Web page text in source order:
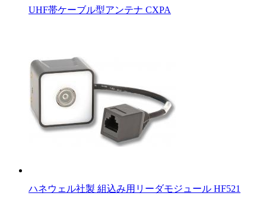
UHF帯ケーブル型アンテナ CXPA
ハネウェル社製 組込み用リーダモジュール HF521